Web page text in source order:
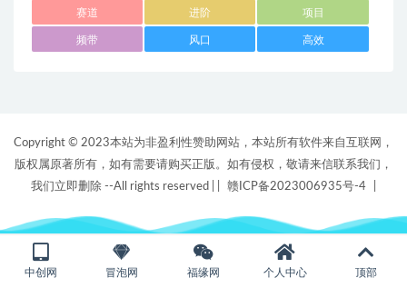
赛道 进阶 项目
频带 风口 高效
Copyright © 2023本站为非盈利性赞助网站，本站所有软件来自互联网，
版权属原著所有，如有需要请购买正版。如有侵权，敬请来信联系我们，
我们立即删除 --All rights reserved |
赣ICP备2023006935号-4
中创网 冒泡网 福缘网 个人中心 顶部